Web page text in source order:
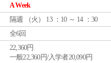
A Week
隔週 （火 ） 13 ：10 ～ 14 ：30
全6回
22,360円
一般22,360円/入学者20,090円